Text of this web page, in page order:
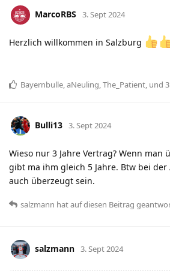
MarcoRBS 3. Sept 2024
Herzlich willkommen in Salzburg
Bayernbulle,aNeuling,The_Patient, und 3
Bulli13 3. Sept 2024
Wieso nur 3 Jahre Vertrag? Wenn man
gibt ma ihm gleich 5 Jahre. Btw bei der
auch überzeugt sein.
salzmann hatauf diesen Beitrag
salzmann 3. Sept 2024